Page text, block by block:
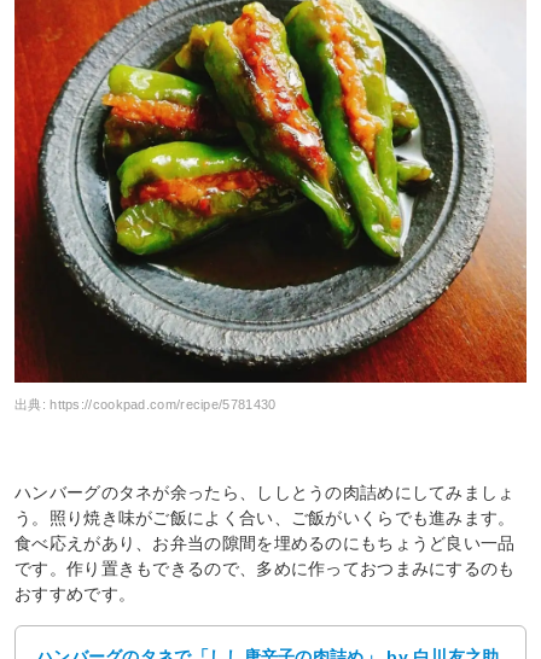
出典:https://cookpad.com/recipe/5781430
ハンバーグのタネが余ったら、ししとうの肉詰めにしてみましょ
う。照り焼き味がご飯によく合い、ご飯がいくらでも進みます。
食べ応えがあり、お弁当の隙間を埋めるのにもちょうど良い一品
です。作り置きもできるので、多めに作っておつまみにするのも
おすすめです。